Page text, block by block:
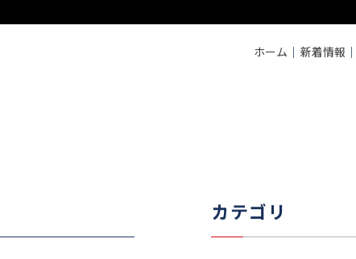
ホーム 新着情報
カテゴリ